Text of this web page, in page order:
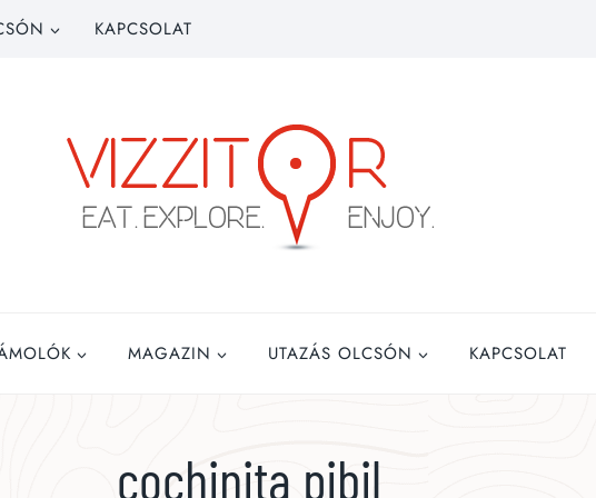
KAPCSOLAT
MAGAZIN UTAZÁS OLCSÓN KAPCSOLAT
cochinita pibil